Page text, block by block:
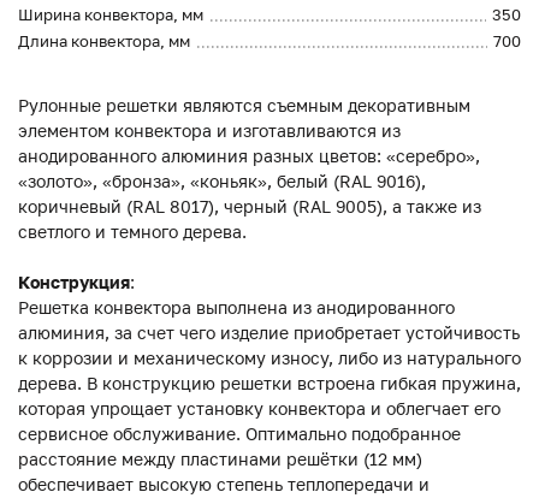
Ширина конвектора, мм
350
Длина конвектора, мм
700
Рулонные решетки являются съемным декоративным
элементом конвектора и изготавливаются из
анодированного алюминия разных цветов: «серебро»,
«золото», «бронза», «коньяк», белый (RAL 9016),
коричневый (RAL 8017), черный (RAL 9005), а также из
светлого и темного дерева.
Конструкция:
Решетка конвектора выполнена из анодированного
алюминия, за счет чего изделие приобретает устойчивость
к коррозии и механическому износу, либо из натурального
дерева. В конструкцию решетки встроена гибкая пружина,
которая упрощает установку конвектора и облегчает его
сервисное обслуживание. Оптимально подобранное
расстояние между пластинами решётки (12 мм)
обеспечивает высокую степень теплопередачи и